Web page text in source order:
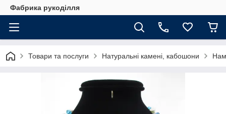
Фабрика рукоділля
Товари та послуги Натуральні камені, кабошони